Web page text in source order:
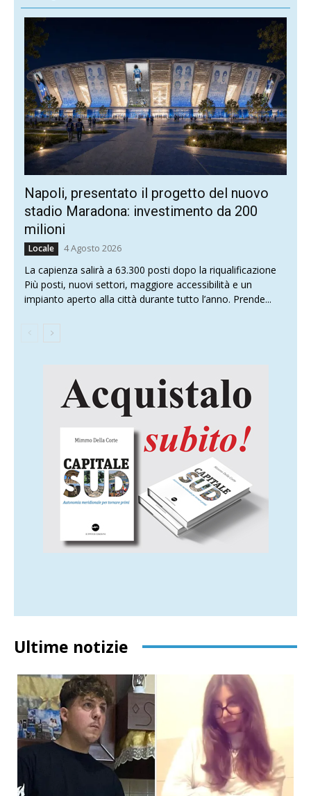
Napoli, presentato il progetto del nuovo
stadio Maradona: investimento da 200
milioni
Locale 4 Agosto 2026
La capienza salirà a 63.300 posti dopo la riqualificazione
Più posti, nuovi settori, maggiore accessibilità e un
impianto aperto alla città durante tutto l’anno. Prende...
Ultime notizie